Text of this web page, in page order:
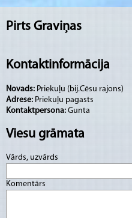
Pirts Graviņas
Kontaktinformācija
Novads: Priekuļu (bij.Cēsu rajons)
Adrese: Priekuļu pagasts
Kontaktpersona: Gunta
Viesu grāmata
Vārds, uzvārds
Komentārs